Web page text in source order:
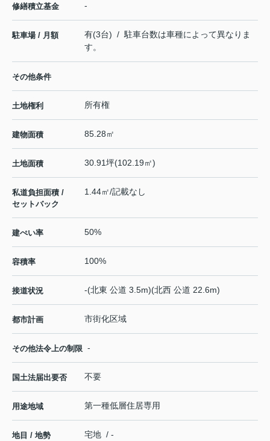
修繕積立基金 -
駐車場 / 月額
有(3台) / 駐車台数は車種によって異なりま
す。
その他条件
土地権利 所有権
建物面積 85.28㎡
土地面積 30.91坪(102.19㎡)
私道負担面積 /
セットバック
1.44㎡/記載なし
建ぺい率 50%
容積率 100%
接道状況 -(北東 公道 3.5m)(北西 公道 22.6m)
都市計画 市街化区域
その他法令上の制限 -
国土法届出要否 不要
用途地域 第一種低層住居専用
地目 / 地勢 宅地 / -